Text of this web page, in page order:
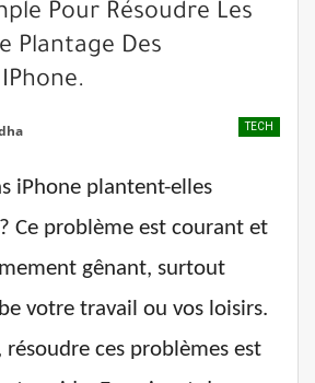
Pour Résoudre Les
Plantage Des
TECH
iPhone plantent-elles
Ce problème est courant et
gênant, surtout
votre travail ou vos loisirs.
résoudre ces problèmes est